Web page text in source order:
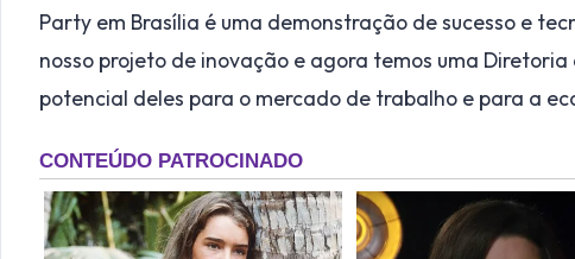
Party em Brasília é uma demonstração de sucesso e
nosso projeto de inovação e agora temos uma
potencial deles para o mercado de trabalho e para a